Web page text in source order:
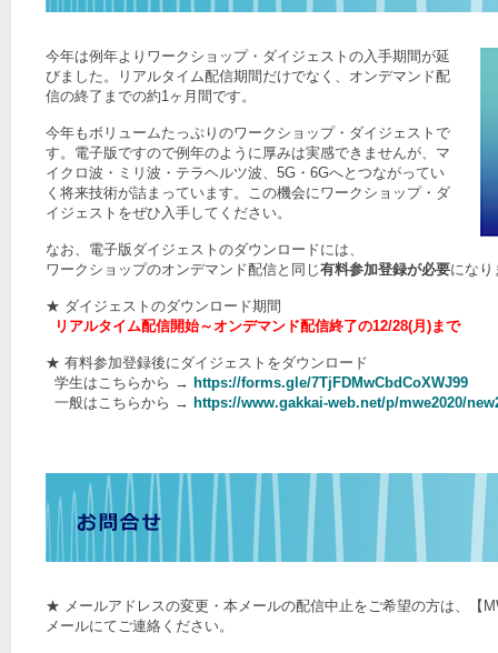
今年は例年よりワークショップ・ダイジェストの入手期間が延
びました。リアルタイム配信期間だけでなく、オンデマンド配
信の終了までの約1ヶ月間です。
今年もボリュームたっぷりのワークショップ・ダイジェストで
す。電子版ですので例年のように厚みは実感できませんが、マ
イクロ波・ミリ波・テラヘルツ波、5G・6Gへとつながってい
く将来技術が詰まっています。この機会にワークショップ・ダ
イジェストをぜひ入手してください。
なお、電子版ダイジェストのダウンロードには、
ワークショップのオンデマンド配信と同じ有料参加登録が必要になり
★ ダイジェストのダウンロード期間
リアルタイム配信開始～オンデマンド配信終了の12/28(月)まで
★ 有料参加登録後にダイジェストをダウンロード
学生はこちらから → https://forms.gle/7TjFDMwCbdCoXWJ99
一般はこちらから → https://www.gakkai-web.net/p/mwe2020/
★ メールアドレスの変更・本メールの配信中止をご希望の方は、【
メールにてご連絡ください。